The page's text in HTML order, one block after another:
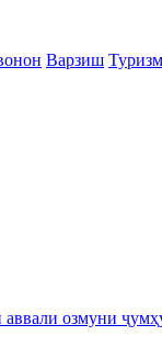
Варзиш Туризм
озмуни